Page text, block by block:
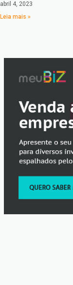
abril 4, 2023
Leia mais »